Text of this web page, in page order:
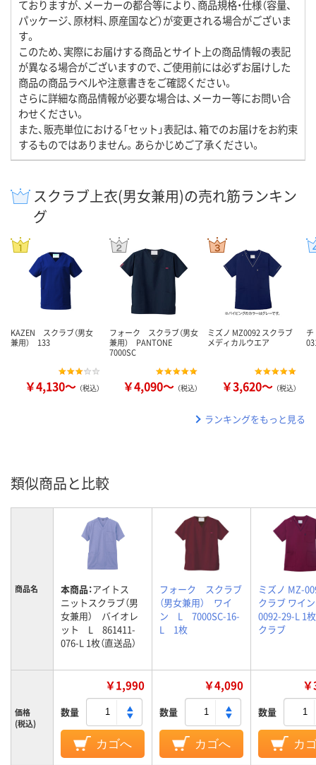
ておりますが、メーカーの都合等により、商品規格・仕様（容量、
パッケージ、原材料、原産国など）が変更される場合がございま
す。
このため、実際にお届けする商品とサイト上の商品情報の表記
が異なる場合がございますので、ご使用前には必ずお届けした
商品の商品ラベルや注意書きをご確認ください。
さらに詳細な商品情報が必要な場合は、メーカー等にお問い合
わせください。
また、販売単位における「セット」表記は、箱でのお届けをお約束
するものではありません。あらかじめご了承ください。
スクラブ上衣(男女兼用)の売れ筋ランキン
グ
KAZEN スクラブ（男女
兼用） 133
￥4,130～ （税込）
フォーク スクラブ（男女
兼用） PANTONE
7000SC
￥4,090～ （税込）
ミズノ MZ0092 スクラブ
メディカルウエア
￥3,620～ （税込）
ランキングをもっと見る
類似商品と比較
商品名 本商品：アイトス
ニットスクラブ（男
女兼用） バイオレ
ット L 861411-
076-L 1枚（直送品）
フォーク スクラブ
（男女兼用） ワイ
ン L 7000SC-16-
L 1枚
ミズノ MZ-
クラブ ワイ
0092-29-L 1
クラブ
価格
(税込)
￥1,990
数量
カゴへ
￥4,090
数量
カゴへ
数量
カ